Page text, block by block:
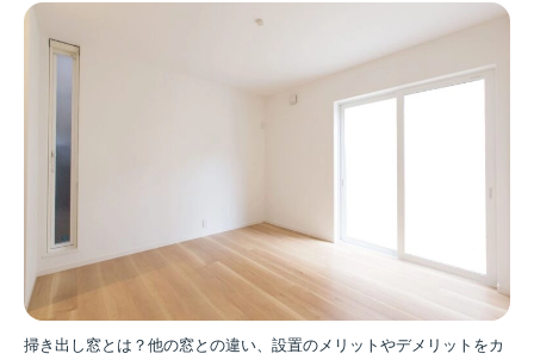
掃き出し窓とは？他の窓との違い、設置のメリットやデメリットをカ